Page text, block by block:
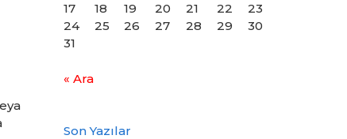
17
18 19 20 21 22
23
24
25 26 27 28 29
30
31
« Ara
Son Yazılar